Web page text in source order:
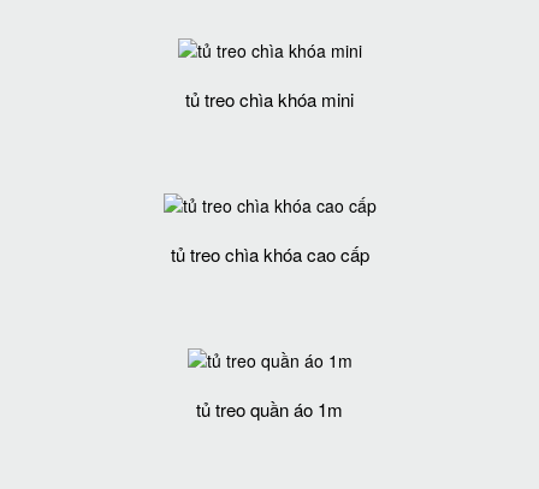
tủ treo chìa khóa mini
tủ treo chìa khóa cao cấp
tủ treo quần áo 1m